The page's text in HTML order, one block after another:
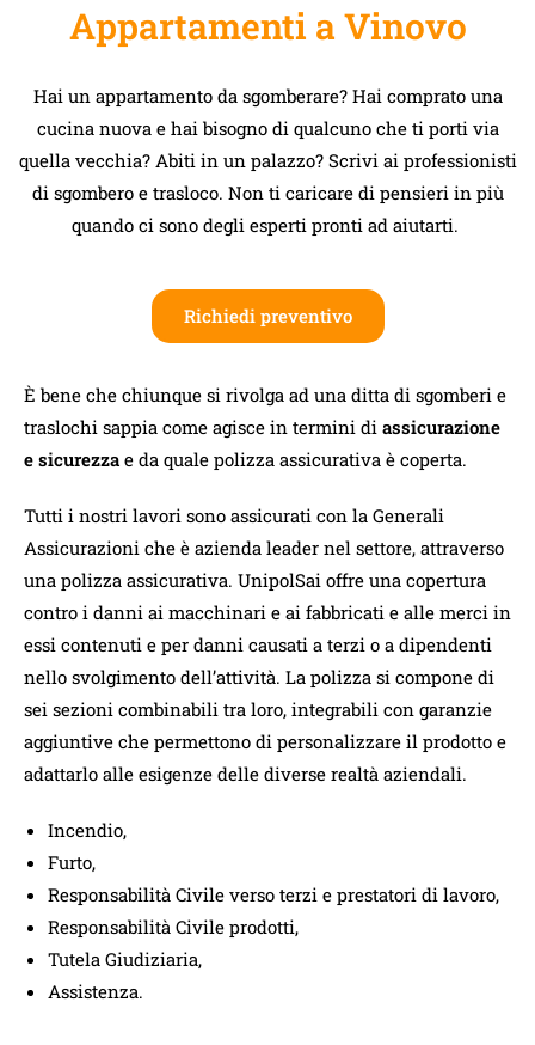
Appartamenti a Vinovo
Hai un appartamento da sgomberare? Hai comprato una
cucina nuova e hai bisogno di qualcuno che ti porti via
quella vecchia? Abiti in un palazzo? Scrivi ai professionisti
di sgombero e trasloco. Non ti caricare di pensieri in più
quando ci sono degli esperti pronti ad aiutarti.
Richiedi preventivo
È bene che chiunque si rivolga ad una ditta di sgomberi e
traslochi sappia come agisce in termini di assicurazione
e sicurezza e da quale polizza assicurativa è coperta.
Tutti i nostri lavori sono assicurati con la Generali
Assicurazioni che è azienda leader nel settore, attraverso
una polizza assicurativa. UnipolSai offre una copertura
contro i danni ai macchinari e ai fabbricati e alle merci in
essi contenuti e per danni causati a terzi o a dipendenti
nello svolgimento dell’attività. La polizza si compone di
sei sezioni combinabili tra loro, integrabili con garanzie
aggiuntive che permettono di personalizzare il prodotto e
adattarlo alle esigenze delle diverse realtà aziendali.
Incendio,
Furto,
Responsabilità Civile verso terzi e prestatori di lavoro,
Responsabilità Civile prodotti,
Tutela Giudiziaria,
Assistenza.